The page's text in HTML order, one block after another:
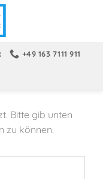
+49 163 7111 911
Bitte gib unten
zu können.